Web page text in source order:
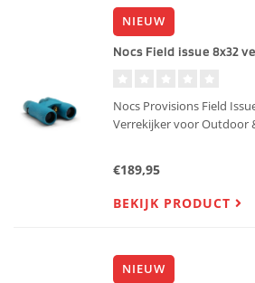
NIEUW
Nocs Field issue 8x32
Nocs Provisions Field
Verrekijker voor Outdoor
€189,95
BEKIJK PRODUCT
NIEUW